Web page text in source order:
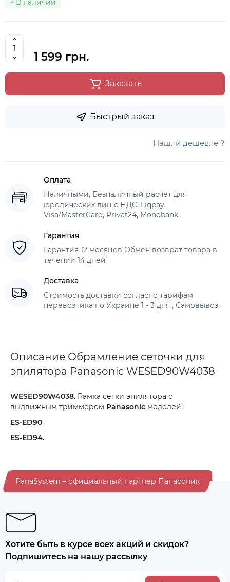
В наличии
1 599 грн.
Заказать
Быстрый заказ
Нашли дешевле ?
Оплата
Наличными, Безналичный расчет для
юредических лиц с НДС, Liqpay,
Visa/MasterCard, Privat24, Monobank
Гарантия
Гарантия 12 месяцев Обмен возврат товара в
течении 14 дней
Доставка
Стоимость доставки согласно тарифам
перевозчика по Украине 1 - 3 дня , Самовывоз
Описание Обрамление сеточки для
эпилятора Panasonic WESED90W4038
WESED90W4038. Рамка сетки эпилятора с
выдвижным триммером Panasonic моделей:
ES-ED90;
ES-ED94.
PanaSystem – официальный партнер Панасоник
Хотите быть в курсе всех акций и скидок?
Подпишитесь на нашу рассылку